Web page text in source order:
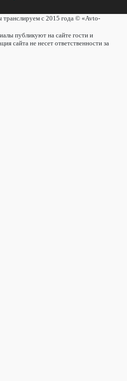
с 2015 года © «Avto-
публикуют на сайте гости и
сайта не несет ответственности за